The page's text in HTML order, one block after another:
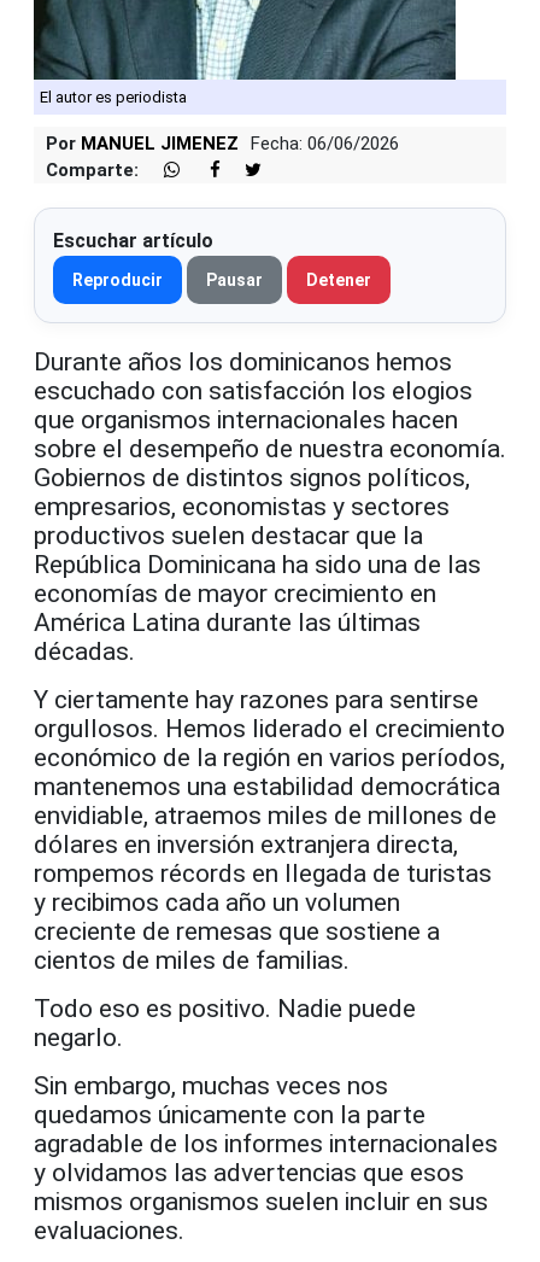
El autor es periodista
Por MANUEL JIMENEZ
Fecha: 06/06/2026
Comparte:
Escuchar artículo
Reproducir Pausar Detener
Durante años los dominicanos hemos
escuchado con satisfacción los elogios
que organismos internacionales hacen
sobre el desempeño de nuestra economía.
Gobiernos de distintos signos políticos,
empresarios, economistas y sectores
productivos suelen destacar que la
República Dominicana ha sido una de las
economías de mayor crecimiento en
América Latina durante las últimas
décadas.
Y ciertamente hay razones para sentirse
orgullosos. Hemos liderado el crecimiento
económico de la región en varios períodos,
mantenemos una estabilidad democrática
envidiable, atraemos miles de millones de
dólares en inversión extranjera directa,
rompemos récords en llegada de turistas
y recibimos cada año un volumen
creciente de remesas que sostiene a
cientos de miles de familias.
Todo eso es positivo. Nadie puede
negarlo.
Sin embargo, muchas veces nos
quedamos únicamente con la parte
agradable de los informes internacionales
y olvidamos las advertencias que esos
mismos organismos suelen incluir en sus
evaluaciones.